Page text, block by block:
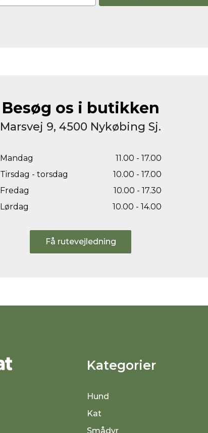
Besøg os i butikken
Marsvej 9, 4500 Nykøbing Sj.
Mandag
11.00 - 17.00
Tirsdag - torsdag
10.00 - 17.00
Fredag
10.00 - 17.30
Lørdag
10.00 - 14.00
Få rutevejledning
Kategorier
Hund
Kat
Smådyr